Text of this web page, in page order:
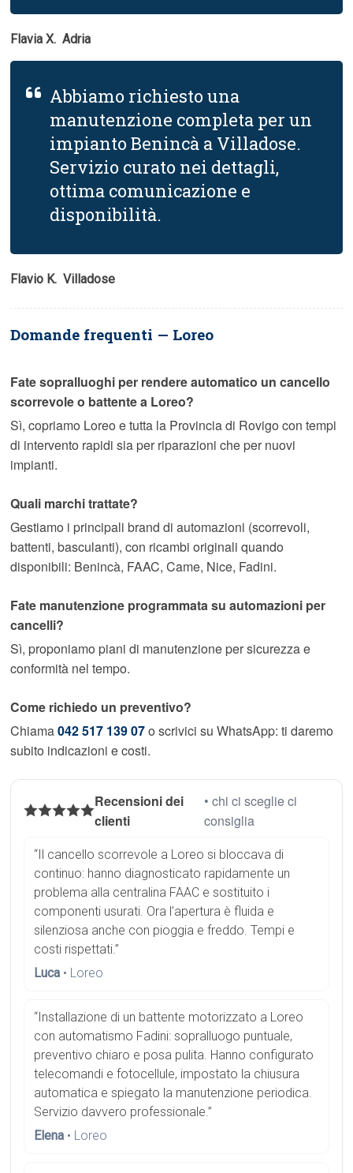
Flavia X.  Adria
Abbiamo richiesto una
manutenzione completa per un
impianto Benincà a Villadose.
Servizio curato nei dettagli,
ottima comunicazione e
disponibilità.
Flavio K.  Villadose
Domande frequenti — Loreo
Fate sopralluoghi per rendere automatico un cancello
scorrevole o battente a Loreo?
Sì, copriamo Loreo e tutta la Provincia di Rovigo con tempi
di intervento rapidi sia per riparazioni che per nuovi
impianti.
Quali marchi trattate?
Gestiamo i principali brand di automazioni (scorrevoli,
battenti, basculanti), con ricambi originali quando
disponibili: Benincà, FAAC, Came, Nice, Fadini.
Fate manutenzione programmata su automazioni per
cancelli?
Sì, proponiamo piani di manutenzione per sicurezza e
conformità nel tempo.
Come richiedo un preventivo?
Chiama042 517 139 07o scrivici su WhatsApp: ti daremo
subito indicazioni e costi.
Recensioni dei
clienti
• chi ci sceglie ci
consiglia
“Il cancello scorrevole a Loreo si bloccava di
continuo: hanno diagnosticato rapidamente un
problema alla centralina FAAC e sostituito i
componenti usurati. Ora l’apertura è fluida e
silenziosa anche con pioggia e freddo. Tempi e
costi rispettati.”
Luca • Loreo
“Installazione di un battente motorizzato a Loreo
con automatismo Fadini: sopralluogo puntuale,
preventivo chiaro e posa pulita. Hanno configurato
telecomandi e fotocellule, impostato la chiusura
automatica e spiegato la manutenzione periodica.
Servizio davvero professionale.”
Elena • Loreo